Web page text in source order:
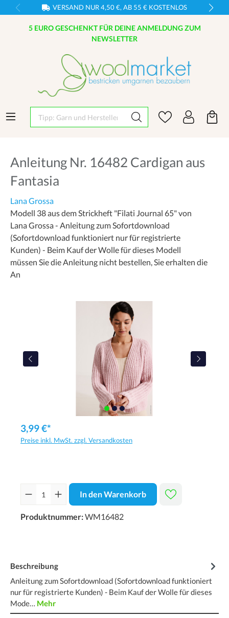
VERSAND NUR 4,50 €, AB 55 € KOSTENLOS
5 EURO GESCHENKT FÜR DEINE ANMELDUNG ZUM
NEWSLETTER
Tipp: Garn und Hersteller eingeben
Anleitung Nr. 16482 Cardigan aus
Fantasia
Lana Grossa
Modell 38 aus dem Strickheft "Filati Journal 65" von
Lana Grossa - Anleitung zum Sofortdownload
(Sofortdownload funktioniert nur für registrierte
Kunden) - Beim Kauf der Wolle für dieses Modell
müssen Sie die Anleitung nicht bestellen, Sie erhalten die
An
3,99 €*
Preise inkl. MwSt. zzgl. Versandkosten
In den Warenkorb
Produktnummer:WM16482
Beschreibung
Anleitung zum Sofortdownload (Sofortdownload funktioniert
nur für registrierte Kunden) - Beim Kauf der Wolle für dieses
Mode… Mehr